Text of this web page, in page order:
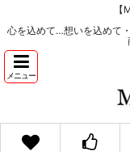
心を込めて…想いを込めて
メニュー